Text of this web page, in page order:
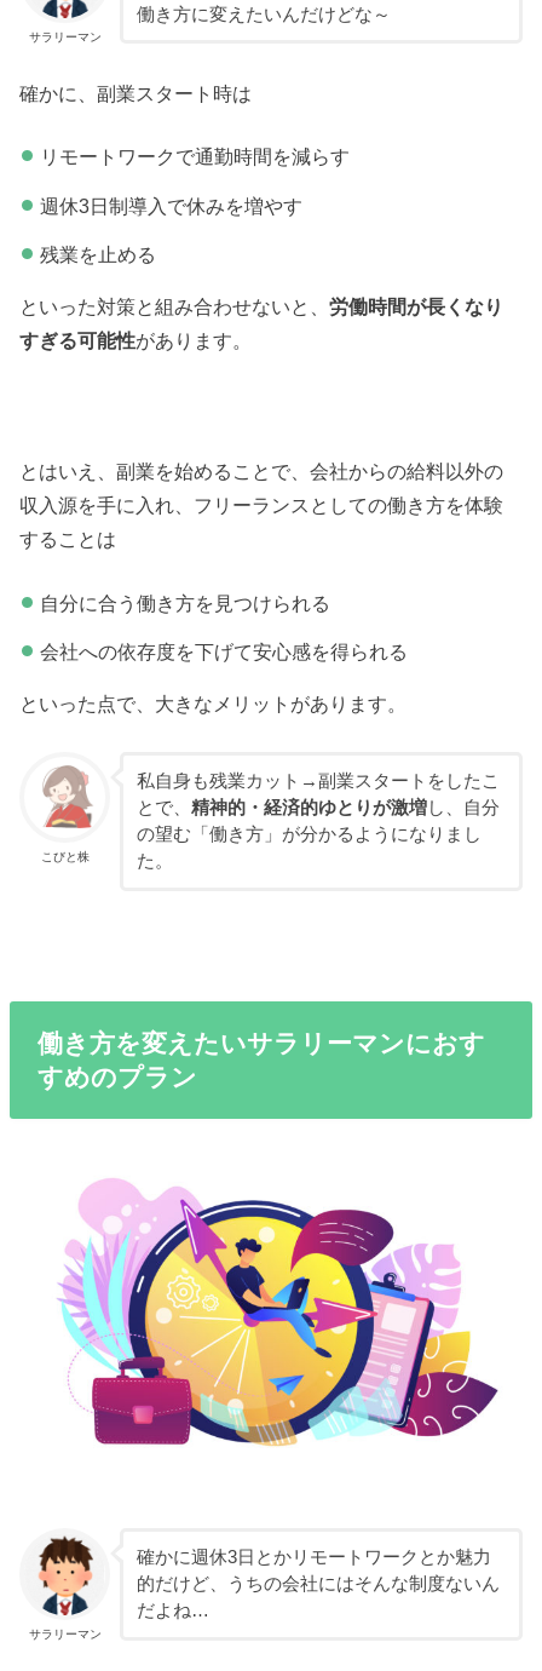
サラリーマン
働き方に変えたいんだけどな～
確かに、副業スタート時は
リモートワークで通勤時間を減らす
週休3日制導入で休みを増やす
残業を止める
といった対策と組み合わせないと、労働時間が長くなり
すぎる可能性があります。
とはいえ、副業を始めることで、会社からの給料以外の
収入源を手に入れ、フリーランスとしての働き方を体験
することは
自分に合う働き方を見つけられる
会社への依存度を下げて安心感を得られる
といった点で、大きなメリットがあります。
こびと株
私自身も残業カット→副業スタートをしたこ
とで、 精神的・経済的ゆとりが激増し、自分
の望む「働き方」が分かるようになりまし
た。
働き方を変えたいサラリーマンにおす
すめのプラン
サラリーマン
確かに週休3日とかリモートワークとか魅力
的だけど、うちの会社にはそんな制度ないん
だよね…